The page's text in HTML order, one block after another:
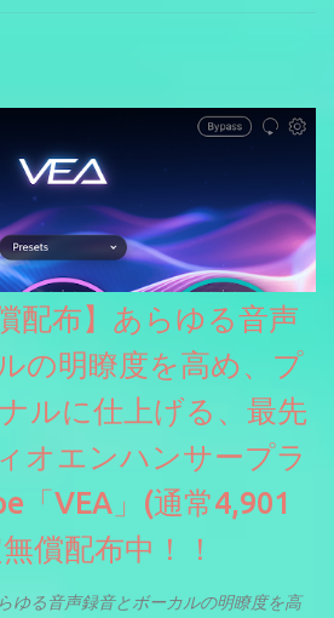
配布】あらゆる音声
の明瞭度を高め、プ
ルに仕上げる、最先
オエンハンサープラ
「VEA」(通常4,901
償配布中！！
ゆる音声録音とボーカルの明瞭度を高